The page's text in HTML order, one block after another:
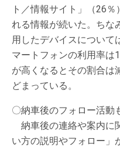
ト／情報サイト」（26
れる情報が続いた。ちな
用したデバイスについて
マートフォンの利用率は
が高くなるとその割合は
どまっている。
〇納車後のフォロー活動
納車後の連絡や案内に
い方の説明やフォロー」